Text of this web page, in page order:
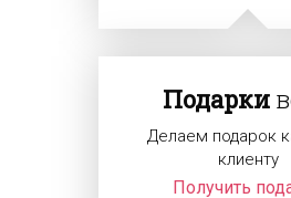
Подарки
Делаем подарок
клиенту
Получить